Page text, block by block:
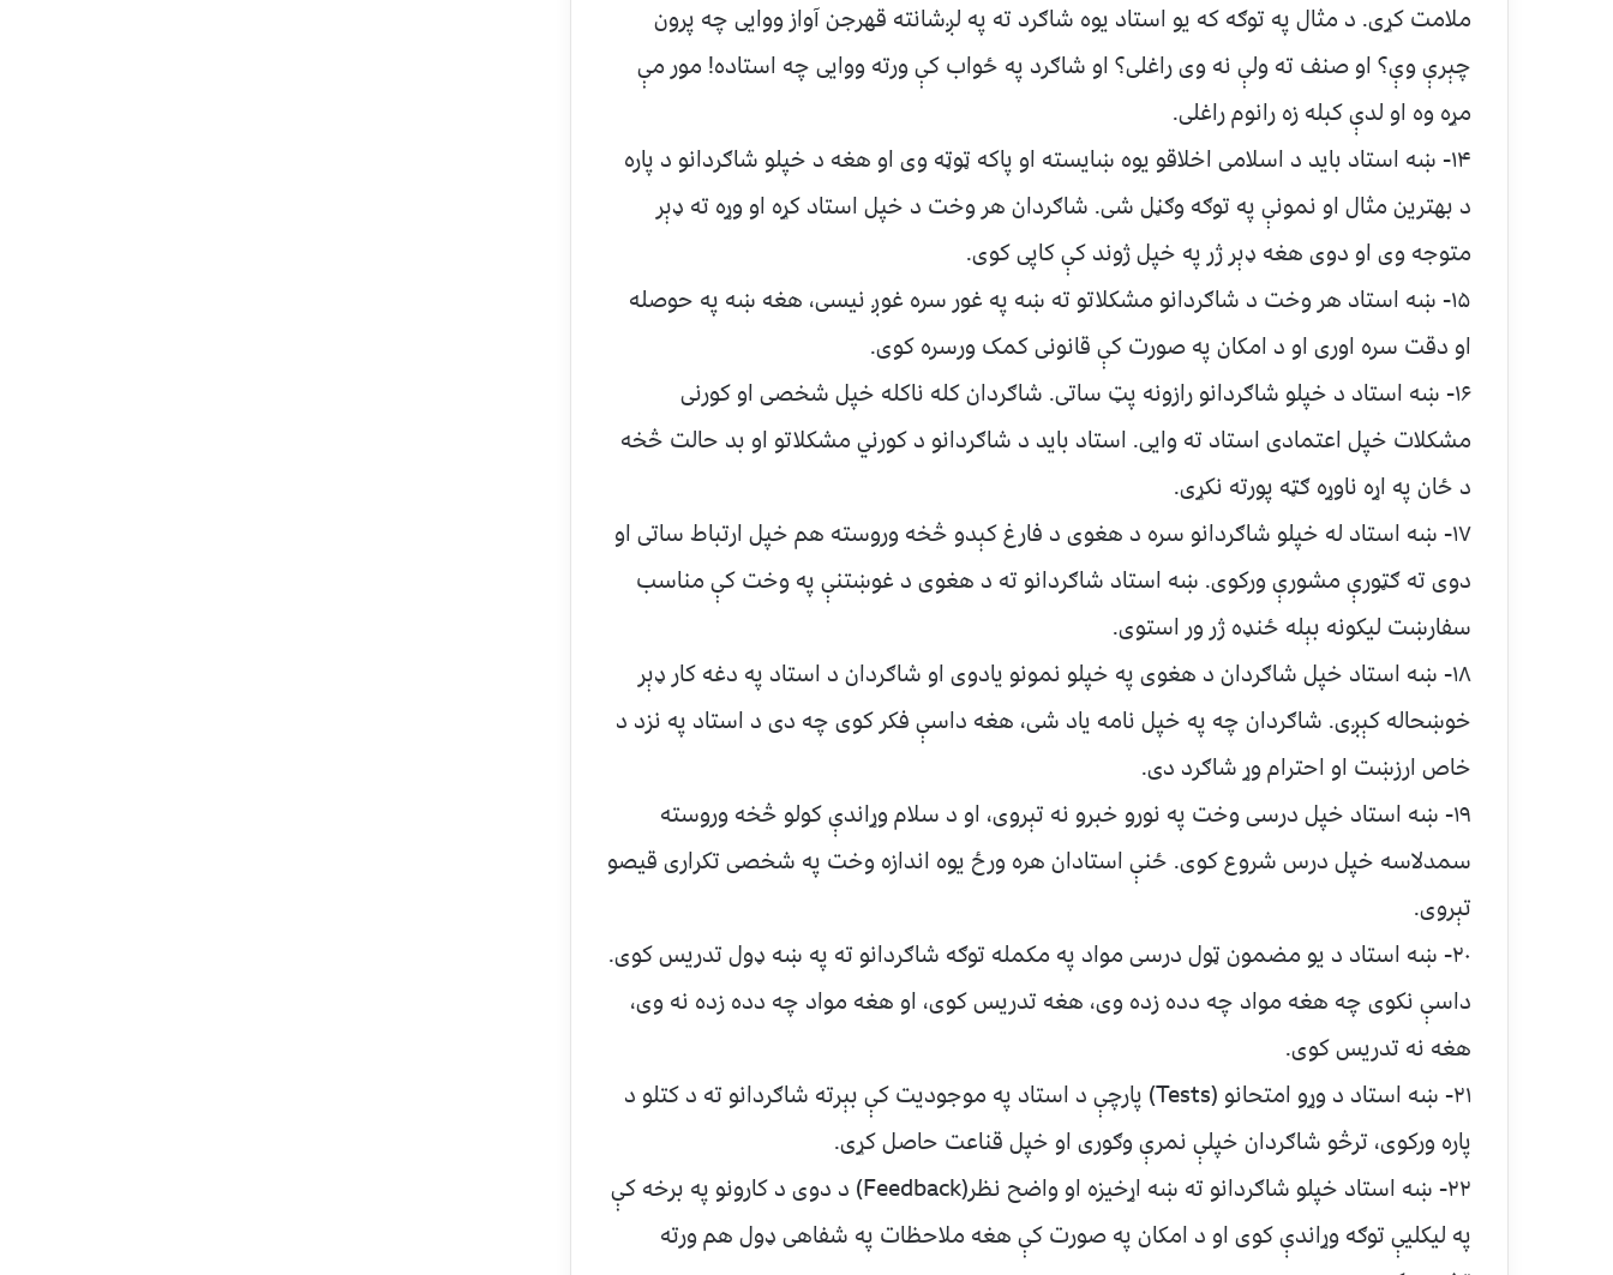
ملامت کړی. د مثال په توګه که یو استاد یوه شاګرد ته په لږشانته قهرجن آواز ووایی چه پرون
چېرې وې؟ او صنف ته ولې نه وی راغلی؟ او شاګرد په ځواب کې ورته ووایی چه استاده! مور مې
مړه وه او لدې کبله زه رانوم راغلی.
۱۴- ښه استاد باید د اسلامی اخلاقو یوه ښایسته او پاکه ټوټه وی او هغه د خپلو شاګردانو د پاره
د بهترین مثال او نمونې په توګه وګڼل شی. شاګردان هر وخت د خپل استاد کړه او وړه ته ډېر
متوجه وی او دوی هغه ډېر ژر په خپل ژوند کې کاپی کوی.
۱۵- ښه استاد هر وخت د شاګردانو مشکلاتو ته ښه په غور سره غوږ نیسی، هغه ښه په حوصله
او دقت سره اوری او د امکان په صورت کې قانونی کمک ورسره کوی.
۱۶- ښه استاد د خپلو شاګردانو رازونه پټ ساتی. شاګردان کله ناکله خپل شخصی او کورنى
مشکلات خپل اعتمادی استاد ته وایی. استاد باید د شاګردانو د کورني مشکلاتو او بد حالت څخه
د ځان په اړه ناوړه ګټه پورته نکړی.
۱۷- ښه استاد له خپلو شاګردانو سره د هغوی د فارغ کېدو څخه وروسته هم خپل ارتباط ساتی او
دوی ته ګټورې مشورې ورکوی. ښه استاد شاګردانو ته د هغوی د غوښتنې په وخت کې مناسب
سفارښت لیکونه بېله ځنډه ژر ور استوی.
۱۸- ښه استاد خپل شاګردان د هغوی په خپلو نمونو یادوی او شاګردان د استاد په دغه کار ډېر
خوښحاله کېږی. شاګردان چه په خپل نامه یاد شی، هغه داسې فکر کوی چه دی د استاد په نزد د
خاص ارزښت او احترام وړ شاګرد دی.
۱۹- ښه استاد خپل درسی وخت په نورو خبرو نه تېروی، او د سلام وړاندې کولو څخه وروسته
سمدلاسه خپل درس شروع کوی. ځنې استادان هره ورځ یوه اندازه وخت په شخصی تکراری قیصو
تېروی.
۲۰- ښه استاد د یو مضمون ټول درسی مواد په مکمله توګه شاګردانو ته په ښه ډول تدریس کوی.
داسې نکوی چه هغه مواد چه دده زده وی، هغه تدریس کوی، او هغه مواد چه دده زده نه وی،
هغه نه تدریس کوی.
۲۱- ښه استاد د وړو امتحانو (Tests) پارچې د استاد په موجودیت کې بېرته شاګردانو ته د کتلو د
پاره ورکوی، ترڅو شاګردان خپلې نمرې وګوری او خپل قناعت حاصل کړی.
۲۲- ښه استاد خپلو شاګردانو ته ښه اړخیزه او واضح نظر(Feedback) د دوی د کارونو په برخه کې
په لیکليې توګه وړاندې کوی او د امکان په صورت کې هغه ملاحظات په شفاهی ډول هم ورته